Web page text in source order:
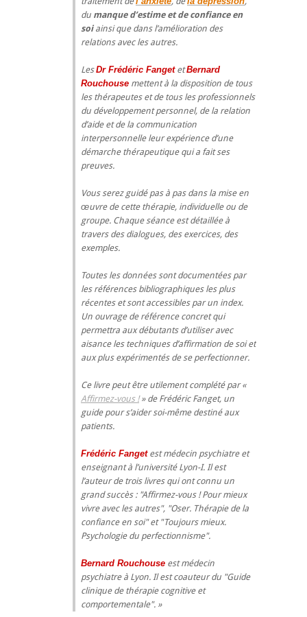
du manque d’estime et de confiance en
soiainsi que dans l’amélioration des
relations avec les autres.
LesDr Frédéric FangetetBernard
Rouchouse mettent à la disposition de tous
les thérapeutes et de tous les professionnels
du développement personnel, de la relation
d’aide et de la communication
interpersonnelle leur expérience d’une
démarche thérapeutique qui a fait ses
preuves.
Vous serez guidé pas à pas dans la mise en
œuvre de cette thérapie, individuelle ou de
groupe. Chaque séance est détaillée à
travers des dialogues, des exercices, des
exemples.
Toutes les données sont documentées par
les références bibliographiques les plus
récentes et sont accessibles par un index.
Un ouvrage de référence concret qui
permettra aux débutants d’utiliser avec
aisance les techniques d’affirmation de soi et
aux plus expérimentés de se perfectionner.
Ce livre peut être utilement complété par «
Affirmez-vous !» de Frédéric Fanget, un
guide pour s’aider soi-même destiné aux
patients.
Frédéric Fangetest médecin psychiatre et
enseignant à l’université Lyon-I. Il est
l’auteur de trois livres qui ont connu un
grand succès : "Affirmez-vous ! Pour mieux
vivre avec les autres", "Oser. Thérapie de la
confiance en soi" et "Toujours mieux.
Psychologie du perfectionnisme".
Bernard Rouchouse est médecin
psychiatre à Lyon. Il est coauteur du "Guide
clinique de thérapie cognitive et
comportementale".